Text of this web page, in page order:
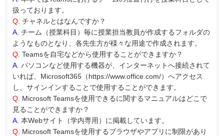
扱っております。
Q. チャネルとはなんですか？
A. チーム（授業科目）毎に授業担当教員が作成するフォルダの
ようなものとなり、各先生方が様々な用途で作成されます。
Q. Teamsを自宅などから使用することができますか？
A. パソコンなど使用する機器が、インターネットへ接続されて
いれば、Microsoft365（https://www.office.com/）へアクセス
し、サインインすることで使用することができます。
Q. Microsoft Teamsを使用できるに関するマニュアルはどこで
見ることができますか？
A. 本Webサイト（学内専用）に掲載しています。
Q. Microsoft Teamsを使用するブラウザやアプリに制限があり